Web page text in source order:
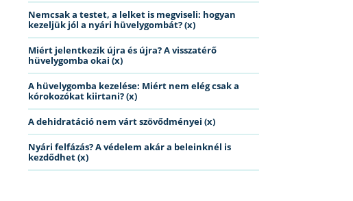
Nemcsak a testet, a lelket is megviseli: hogyan
kezeljük jól a nyári hüvelygombát? (x)
Miért jelentkezik újra és újra? A visszatérő
hüvelygomba okai (x)
A hüvelygomba kezelése: Miért nem elég csak a
kórokozókat kiirtani? (x)
A dehidratáció nem várt szövődményei (x)
Nyári felfázás? A védelem akár a beleinknél is
kezdődhet (x)